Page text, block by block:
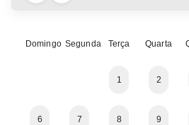
Domingo Segunda Terça Quarta
1 2
6 7 8 9